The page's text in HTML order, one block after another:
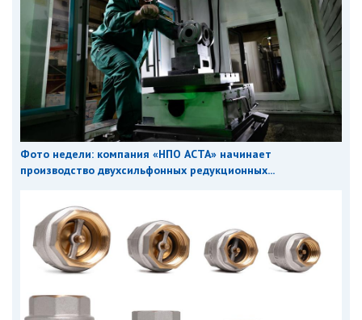
Фото недели: компания «НПО АСТА» начинает
производство двухсильфонных редукционных...